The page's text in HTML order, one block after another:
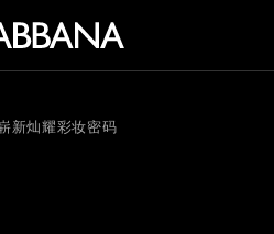
新灿耀彩妆密码